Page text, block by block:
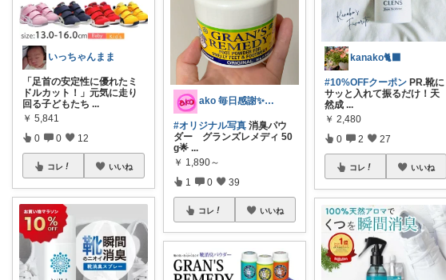
いっちゃんまま
「足首の安定性に優れたミ
ドルカット！」元気に走り
回る子どもたち ...
￥ 5,841
0 0 12
コレ いいね
ako 毎日感謝✨今月もよろしくです☺️
#オリジナル写真 消臭パウ
ダー グランズレメディ 50
g🌟...
￥ 1,890～
1 0 39
コレ いいね
kanako🐈‍⬛
#10%OFFクーポン PR.靴に
サッと入れて振るだけ！天
然成 ...
￥ 2,480
0 2 27
コレ いいね